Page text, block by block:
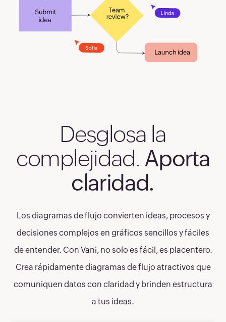
Desglosa la
complejidad. Aporta
claridad.
Los diagramas de flujo convierten ideas, procesos y
decisiones complejos en gráficos sencillos y fáciles
de entender. Con Vani, no solo es fácil, es placentero.
Crea rápidamente diagramas de flujo atractivos que
comuniquen datos con claridad y brinden estructura
a tus ideas.